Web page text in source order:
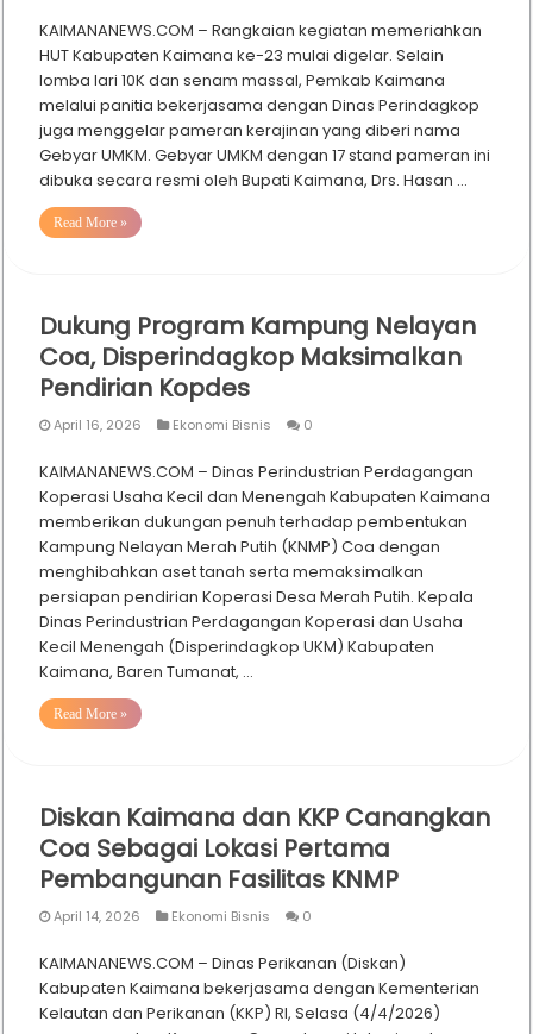
KAIMANANEWS.COM – Rangkaian kegiatan memeriahkan
HUT Kabupaten Kaimana ke-23 mulai digelar. Selain
lomba lari 10K dan senam massal, Pemkab Kaimana
melalui panitia bekerjasama dengan Dinas Perindagkop
juga menggelar pameran kerajinan yang diberi nama
Gebyar UMKM. Gebyar UMKM dengan 17 stand pameran ini
dibuka secara resmi oleh Bupati Kaimana, Drs. Hasan …
Read More »
Dukung Program Kampung Nelayan
Coa, Disperindagkop Maksimalkan
Pendirian Kopdes
April 16, 2026 Ekonomi Bisnis 0
KAIMANANEWS.COM – Dinas Perindustrian Perdagangan
Koperasi Usaha Kecil dan Menengah Kabupaten Kaimana
memberikan dukungan penuh terhadap pembentukan
Kampung Nelayan Merah Putih (KNMP) Coa dengan
menghibahkan aset tanah serta memaksimalkan
persiapan pendirian Koperasi Desa Merah Putih. Kepala
Dinas Perindustrian Perdagangan Koperasi dan Usaha
Kecil Menengah (Disperindagkop UKM) Kabupaten
Kaimana, Baren Tumanat, …
Read More »
Diskan Kaimana dan KKP Canangkan
Coa Sebagai Lokasi Pertama
Pembangunan Fasilitas KNMP
April 14, 2026 Ekonomi Bisnis 0
KAIMANANEWS.COM – Dinas Perikanan (Diskan)
Kabupaten Kaimana bekerjasama dengan Kementerian
Kelautan dan Perikanan (KKP) RI, Selasa (4/4/2026)